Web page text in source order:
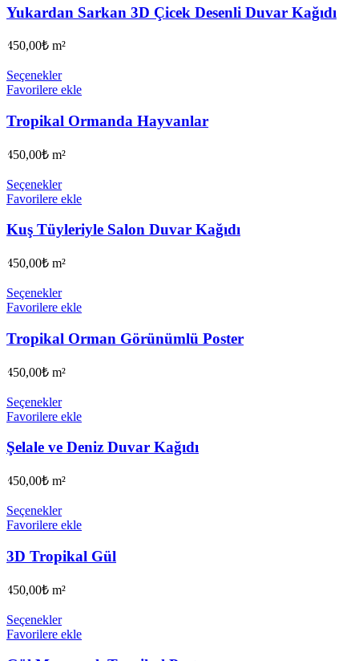
Yukardan Sarkan 3D Çicek Desenli Duvar Kağıdı
450,00₺ m²
Seçenekler
Favorilere ekle
Tropikal Ormanda Hayvanlar
450,00₺ m²
Seçenekler
Favorilere ekle
Kuş Tüyleriyle Salon Duvar Kağıdı
450,00₺ m²
Seçenekler
Favorilere ekle
Tropikal Orman Görünümlü Poster
450,00₺ m²
Seçenekler
Favorilere ekle
Şelale ve Deniz Duvar Kağıdı
450,00₺ m²
Seçenekler
Favorilere ekle
3D Tropikal Gül
450,00₺ m²
Seçenekler
Favorilere ekle